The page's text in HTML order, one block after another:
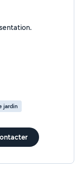
renseigné ma présentation.
jardin